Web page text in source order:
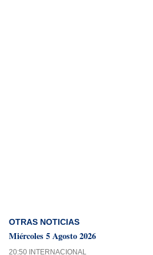
OTRAS NOTICIAS
Miércoles 5 Agosto 2026
20:50 INTERNACIONAL